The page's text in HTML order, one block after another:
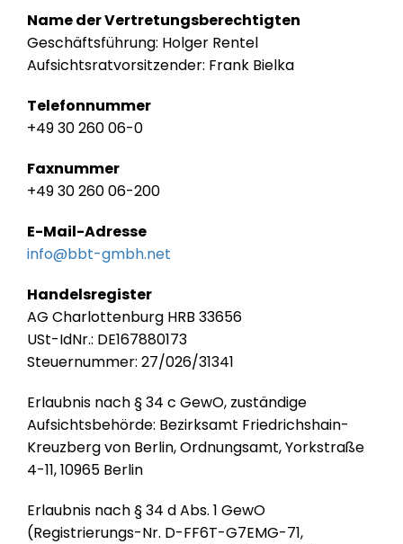
Name der Vertretungsberechtigten
Geschäftsführung: Holger Rentel
Aufsichtsratvorsitzender: Frank Bielka
Telefonnummer
+49 30 260 06-0
Faxnummer
+49 30 260 06-200
E-Mail-Adresse
info@bbt-gmbh.net
Handelsregister
AG Charlottenburg HRB 33656
USt-IdNr.: DE167880173
Steuernummer: 27/026/31341
Erlaubnis nach § 34 c GewO, zuständige
Aufsichtsbehörde: Bezirksamt Friedrichshain-
Kreuzberg von Berlin, Ordnungsamt, Yorkstraße
4-11, 10965 Berlin
Erlaubnis nach § 34 d Abs. 1 GewO
(Registrierungs-Nr. D-FF6T-G7EMG-71,